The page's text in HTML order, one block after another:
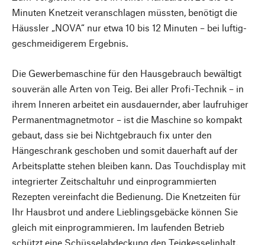
Minuten Knetzeit veranschlagen müssten, benötigt die
Häussler „NOVA“ nur etwa 10 bis 12 Minuten – bei luftig-
geschmeidigerem Ergebnis.
Die Gewerbemaschine für den Hausgebrauch bewältigt
souverän alle Arten von Teig. Bei aller Profi-Technik – in
ihrem Inneren arbeitet ein ausdauernder, aber laufruhiger
Permanentmagnetmotor – ist die Maschine so kompakt
gebaut, dass sie bei Nichtgebrauch fix unter den
Hängeschrank geschoben und somit dauerhaft auf der
Arbeitsplatte stehen bleiben kann. Das Touchdisplay mit
integrierter Zeitschaltuhr und einprogrammierten
Rezepten vereinfacht die Bedienung. Die Knetzeiten für
Ihr Hausbrot und andere Lieblingsgebäcke können Sie
gleich mit einprogrammieren. Im laufenden Betrieb
schützt eine Schüsselabdeckung den Teigkesselinhalt.